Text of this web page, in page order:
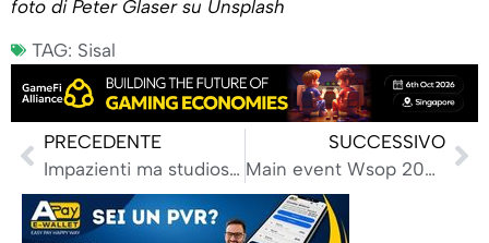
foto di Peter Glaser su Unsplash
TAG: Sisal
PRECEDENTE
Impazienti ma studiosi, ecco l’identikit dei giocatori nei casinò
SUCCESSIVO
Main event Wsop 2026, italiani al Day 3: Naselli, Mancuso, Benso i migliori nel count